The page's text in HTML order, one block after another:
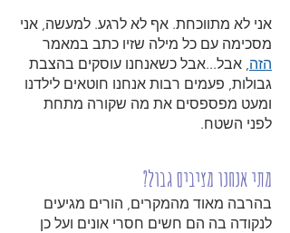
אני לא מתווכחת. אף לא לרגע. למעשה, אני
מסכימה עם כל מילה שזיו כתב במאמר
הזה, אבל...אבל כשאנחנו עוסקים בהצבת
גבולות, פעמים רבות אנחנו חוטאים לילדנו
ומעט מפספסים את מה שקורה מתחת
לפני השטח.
מתי אנחנו מציבים גבול?
בהרבה מאוד מהמקרים, הורים מגיעים
לנקודה בה הם חשים חסרי אונים ועל כן